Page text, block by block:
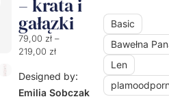
– krata i
gałązki
79,00 zł –
219,00 zł
Designed by:
Emilia Sobczak
Basic
Bawełna
Len